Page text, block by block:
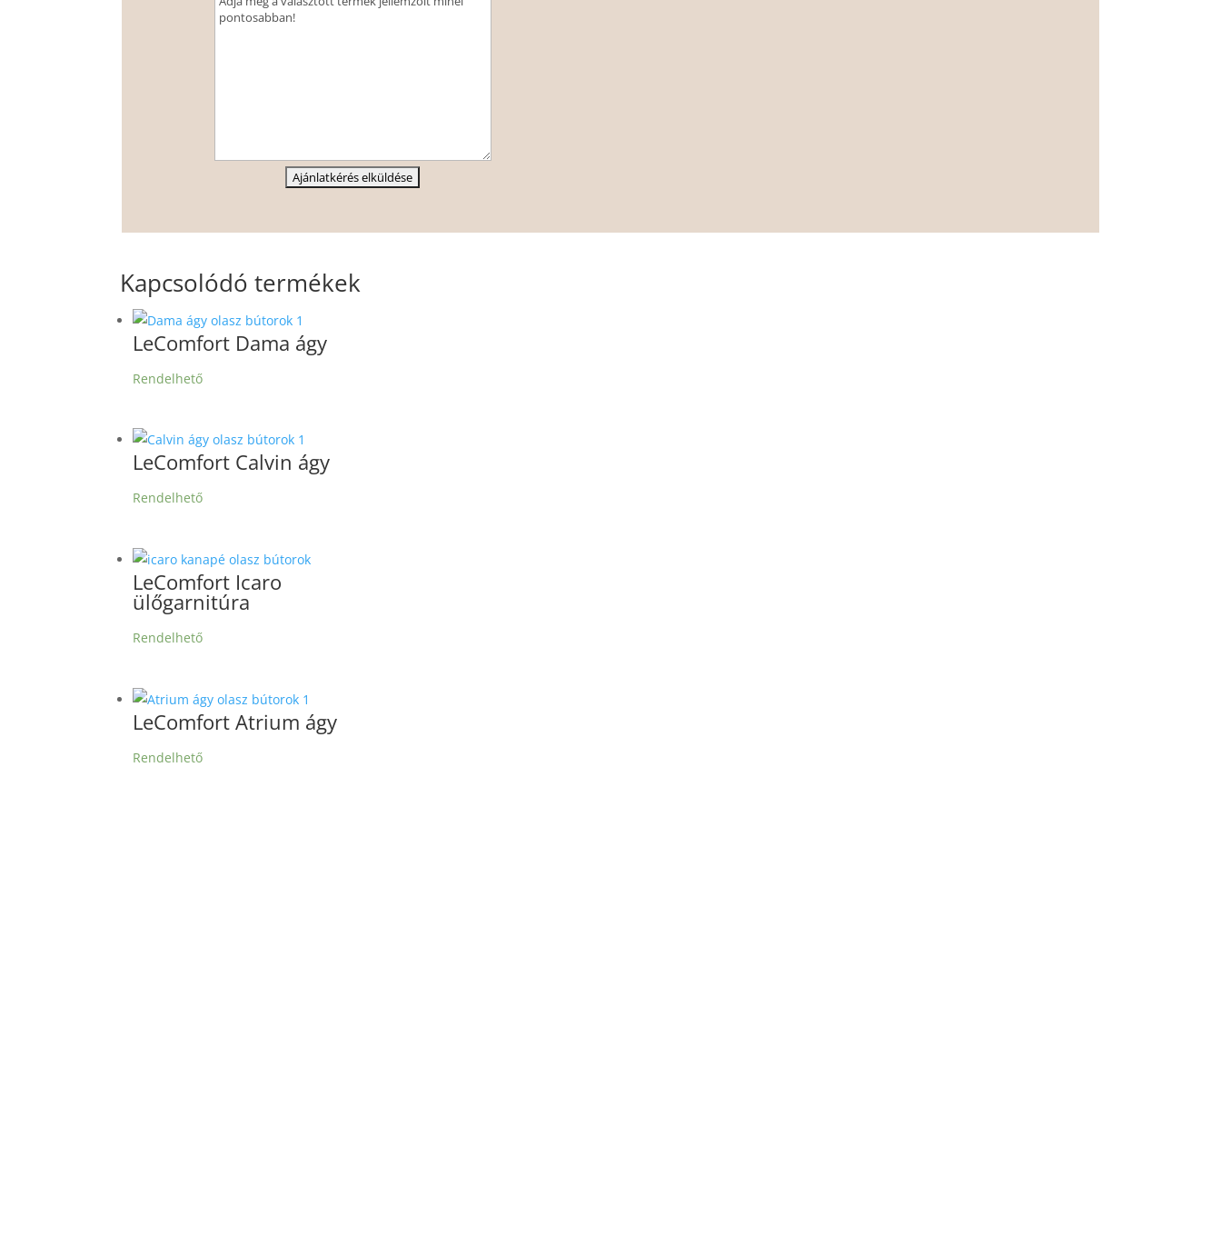
Kapcsolódó termékek
LeComfort Dama ágy
Rendelhető
LeComfort Calvin ágy
Rendelhető
LeComfort Icaro
ülőgarnitúra
Rendelhető
LeComfort Atrium ágy
Rendelhető